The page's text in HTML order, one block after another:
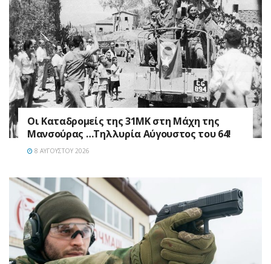
Οι Καταδρομείς της 31ΜΚ στη Mάχη της
Μανσούρας …Τηλλυρία Αύγουστος του 64!
8 ΑΥΓΟΎΣΤΟΥ 2026